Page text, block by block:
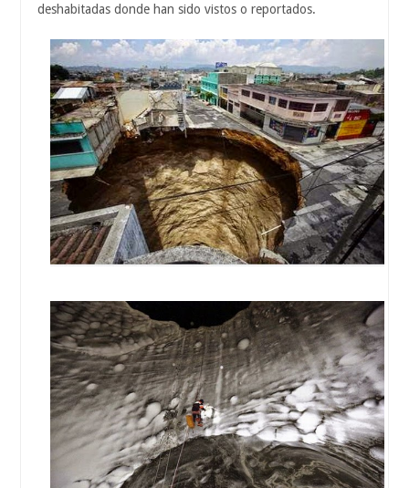
deshabitadas donde han sido vistos o reportados.